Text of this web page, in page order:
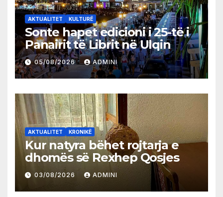
AKTUALITET KULTURË
Sonte hapet edicioni i 25-të i
Panairit të Librit në Ulqin
05/08/2026 ADMINI
AKTUALITET KRONIKË
Kur natyra bëhet rojtarja e
dhomës së Rexhep Qosjes
03/08/2026 ADMINI